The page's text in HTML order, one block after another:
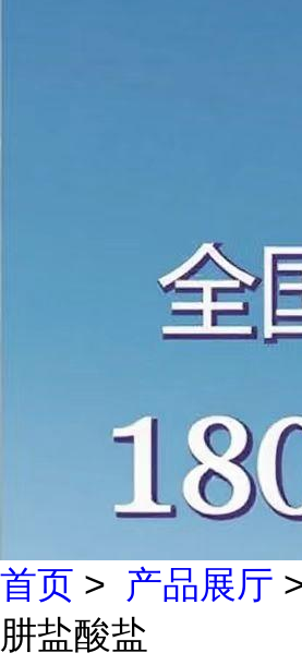
首页 > 产品展厅
肼盐酸盐